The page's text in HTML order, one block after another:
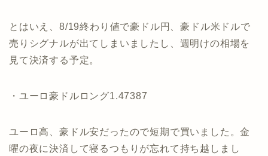
とはいえ、8/19終わり値で豪ドル円、豪ドル米ドルで
売りシグナルが出てしまいましたし、週明けの相場を
見て決済する予定。
・ユーロ豪ドルロング1.47387
ユーロ高、豪ドル安だったので短期で買いました。金
曜の夜に決済して寝るつもりが忘れて持ち越しまし